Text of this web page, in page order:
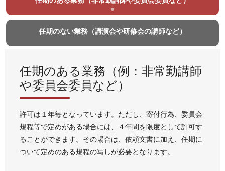
任期のない業務（講演会や研修会の講師など）
任期のある業務（例：非常勤講師
や委員会委員など）
許可は１年毎となっています。ただし、寄付行為、委員会
規程等で定めがある場合には、４年間を限度として許可す
ることができます。その場合は、依頼文書に加え、任期に
ついて定めのある規程の写しが必要となります。